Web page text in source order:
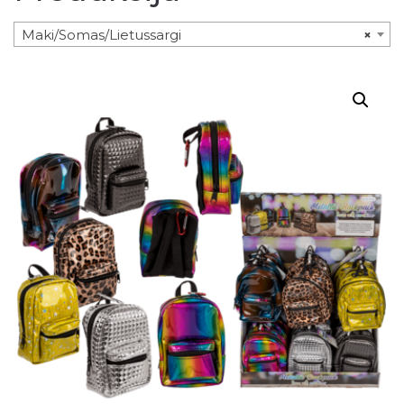
×
Maki/Somas/Lietussargi